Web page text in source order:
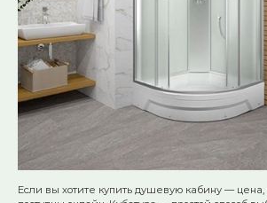
Если вы хотите купить душевую кабину — цена,